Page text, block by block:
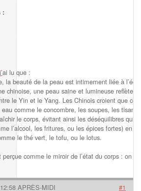
:
’ai lu que :
la beauté de la peau est intimement liée à
chinoise, une peau saine et lumineuse reflète
le Yin et le Yang. Les Chinois croient que
comme le concombre, les soupes, les
le corps, évitant ainsi les déséquilibres qui
l’alcool, les fritures, ou les épices fortes) en
le thé vert, le tofu, ou le lotus.
comme le miroir de l’état du corps : on
APRÈS-MIDI #1